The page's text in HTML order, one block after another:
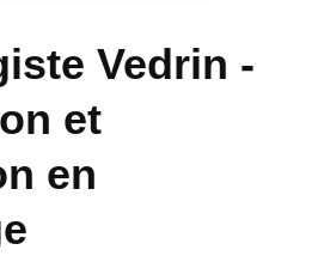
Vedrin -
et
en